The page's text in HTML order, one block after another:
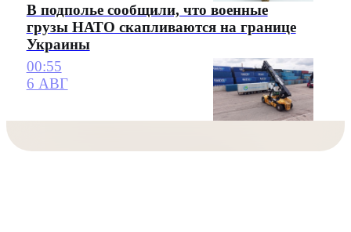
В подполье сообщили, что военные
грузы НАТО скапливаются на границе
Украины
00:55
6 АВГ